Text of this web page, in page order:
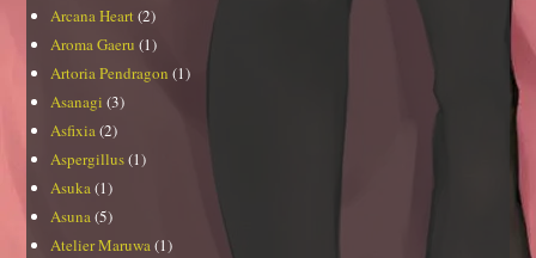
Arcana Heart(2)
Aroma Gaeru (1)
Artoria Pendragon (1)
Asanagi (3)
Asfixia(2)
Aspergillus(1)
Asuka(1)
Asuna(5)
Atelier Maruwa(1)